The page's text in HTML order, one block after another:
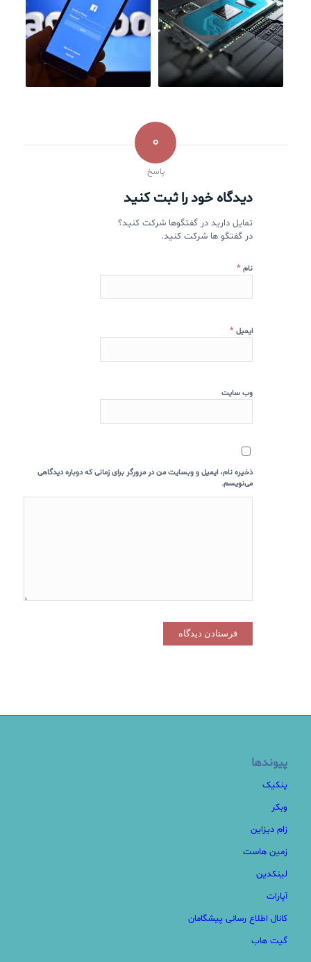
0
پاسخ
دیدگاه خود را ثبت کنید
تمایل دارید در گفتگوها شرکت کنید؟
در گفتگو ها شرکت کنید.
نام *
ایمیل *
وب‌ سایت
ذخیره نام، ایمیل و وبسایت من در مرورگر برای زمانی که دوباره دیدگاهی
می‌نویسم.
پیوندها
پنکیک
وبکر
زام دیزاین
زمین هاست
لینکدین
آپارات
کانال اطلاع رسانی پیشگامان
گیت هاب